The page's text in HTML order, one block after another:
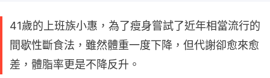
41歲的上班族小惠，為了瘦身嘗試了近年相當流行的
間歇性斷食法，雖然體重一度下降，但代謝卻愈來愈
差，體脂率更是不降反升。